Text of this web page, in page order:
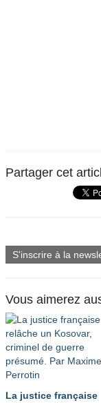
Partager cet
S'inscrire à la
Vous aimerez
La justice française